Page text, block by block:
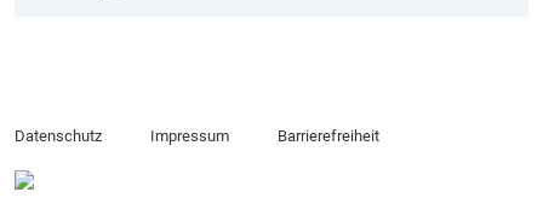
Datenschutz Impressum Barrierefreiheit